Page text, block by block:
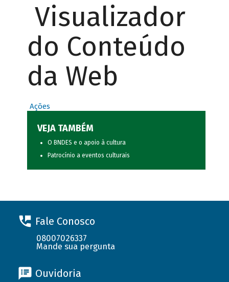
Visualizador
do Conteúdo
da Web
Ações
VEJA TAMBÉM
O BNDES e o apoio à cultura
Patrocínio a eventos culturais
Fale Conosco
08007026337
Mande sua pergunta
Ouvidoria